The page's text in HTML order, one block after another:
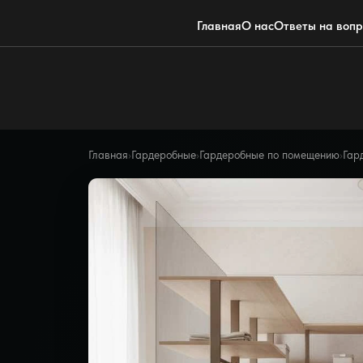
ГлавнаяО насОтветы на
Главная›Гардеробные›Гардеробные по помещению›